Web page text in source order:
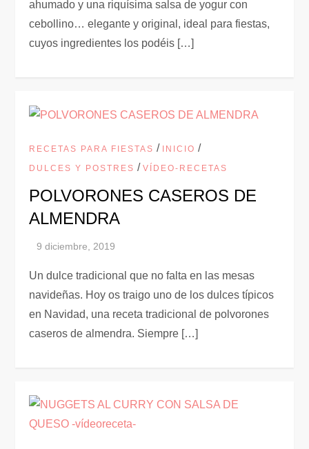
ahumado y una riquísima salsa de yogur con
cebollino… elegante y original, ideal para fiestas,
cuyos ingredientes los podéis […]
RECETAS PARA FIESTAS / INICIO /
DULCES Y POSTRES /VÍDEO-RECETAS
POLVORONES CASEROS DE
ALMENDRA
Un dulce tradicional que no falta en las mesas
navideñas. Hoy os traigo uno de los dulces típicos
en Navidad, una receta tradicional de polvorones
caseros de almendra. Siempre […]